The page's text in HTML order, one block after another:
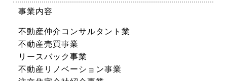
事業内容
不動産仲介コンサルタント業
不動産売買事業
リースバック事業
不動産リノベーション事業